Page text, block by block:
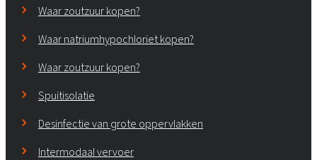
Waar zoutzuur kopen?
Waar natriumhypochloriet kopen?
Waar zoutzuur kopen?
Spuitisolatie
Desinfectie van grote oppervlakken
Intermodaal vervoer